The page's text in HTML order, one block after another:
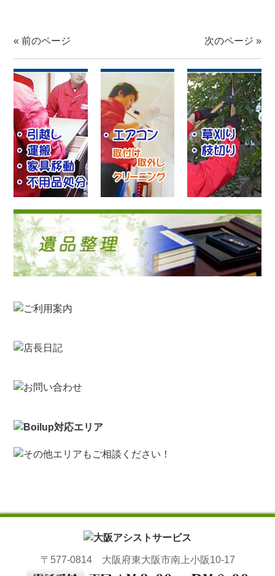
«前のページ 次のページ »
〒577-0814 大阪府東大阪市南上小阪10-17